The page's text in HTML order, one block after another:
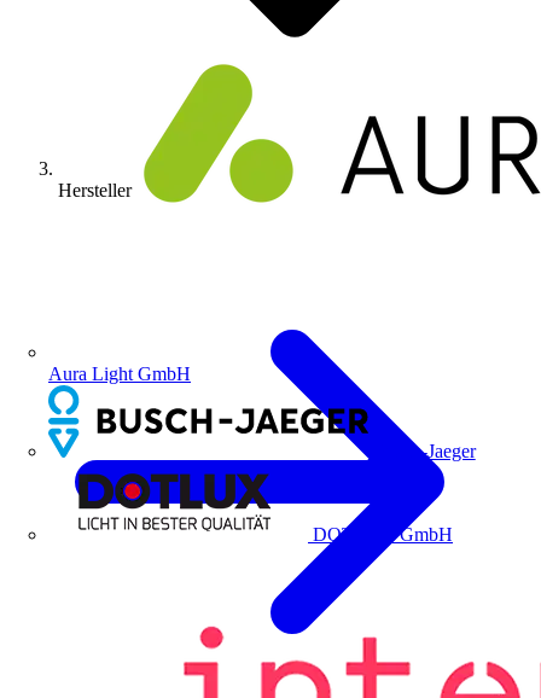
Aura Light GmbH
Busch-Jaeger
DOTLUX GmbH
Hersteller